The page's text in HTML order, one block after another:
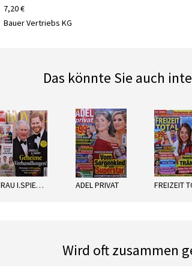
7,20 €
Bauer Vertriebs KG
Das könnte Sie auch
FRAU I.SPIEGEL ROYAL ADEL PRIVAT
next
Wird oft zusammen